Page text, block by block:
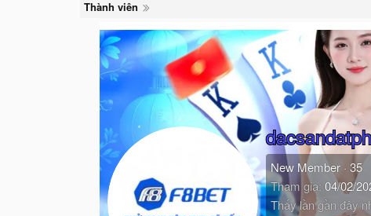
Thành viên
New Member · 35
Tham gia 04/02/
Thấy lần gần đây